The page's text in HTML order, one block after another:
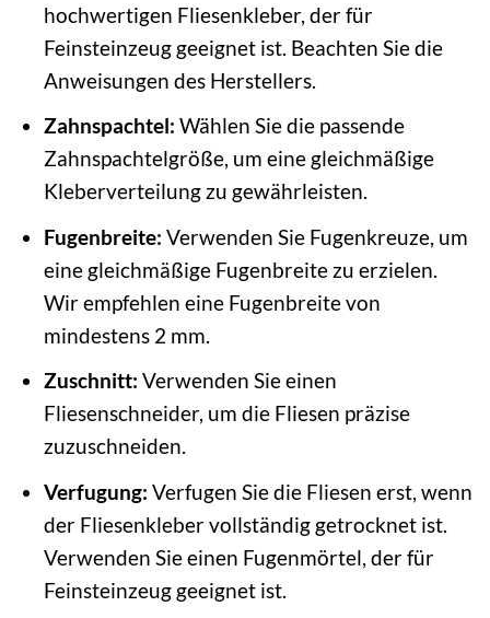
hochwertigen Fliesenkleber, der für
Feinsteinzeug geeignet ist. Beachten Sie die
Anweisungen des Herstellers.
Zahnspachtel: Wählen Sie die passende
Zahnspachtelgröße, um eine gleichmäßige
Kleberverteilung zu gewährleisten.
Fugenbreite: Verwenden Sie Fugenkreuze, um
eine gleichmäßige Fugenbreite zu erzielen.
Wir empfehlen eine Fugenbreite von
mindestens 2 mm.
Zuschnitt: Verwenden Sie einen
Fliesenschneider, um die Fliesen präzise
zuzuschneiden.
Verfugung: Verfugen Sie die Fliesen erst, wenn
der Fliesenkleber vollständig getrocknet ist.
Verwenden Sie einen Fugenmörtel, der für
Feinsteinzeug geeignet ist.